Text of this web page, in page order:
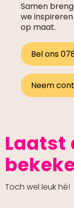
Samen
we
op maat.
Bel ons
Neem
Laatst
Toch wel leuk hé!